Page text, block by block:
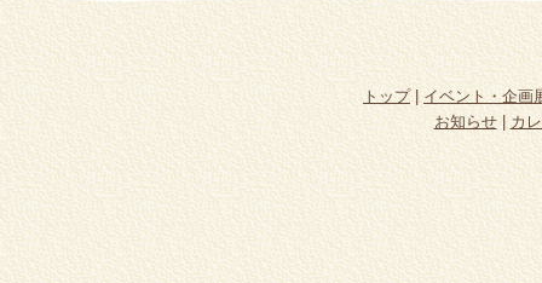
トップ|イベント・企画
お知らせ| カ